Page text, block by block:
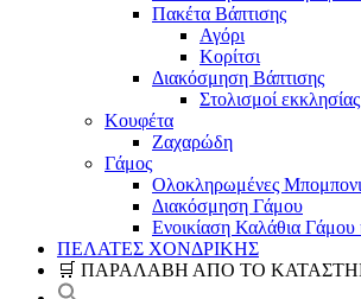
Πακέτα Βάπτισης
Αγόρι
Κορίτσι
Διακόσμηση Βάπτισης
Στολισμοί
Κουφέτα
Ζαχαρώδη
Γάμος
Ολοκληρωμένες
Διακόσμηση Γάμου
Ενοικίαση Καλάθια Γάμου
ΠΕΛΑΤΕΣ ΧΟΝΔΡΙΚΗΣ
🛒 ΠΑΡΑΛΑΒΗ ΑΠΟ ΤΟ